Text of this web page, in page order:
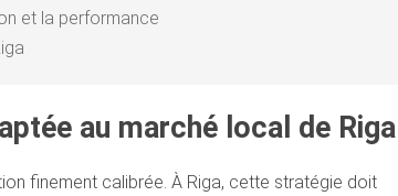
et la performance
au marché local de Riga
finement calibrée. À Riga, cette stratégie doit